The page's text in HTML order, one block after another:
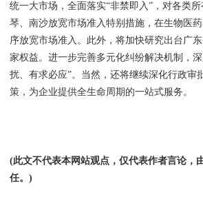
统一大市场，全面落实“非禁即入”，对各类
琴、南沙放宽市场准入特别措施，在生物医
序放宽市场准入。此外，将加快研究出台广
家权益。进一步完善多元化纠纷解决机制，
扰、有求必应”。当然，还将继续深化行政
策，为企业提供全生命周期的一站式服务。
(此文不代表本网站观点，仅代表作者言论，
任。)